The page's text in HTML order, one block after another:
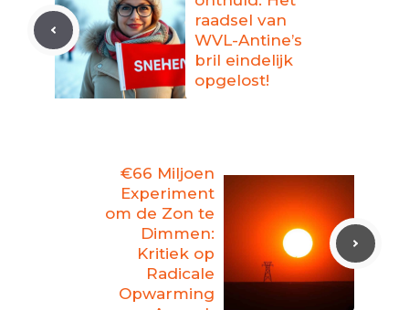
raadsel van
WVL-Antine’s
bril eindelijk
opgelost!
€66 Miljoen
Experiment
om de Zon te
Dimmen:
Kritiek op
Radicale
Opwarming